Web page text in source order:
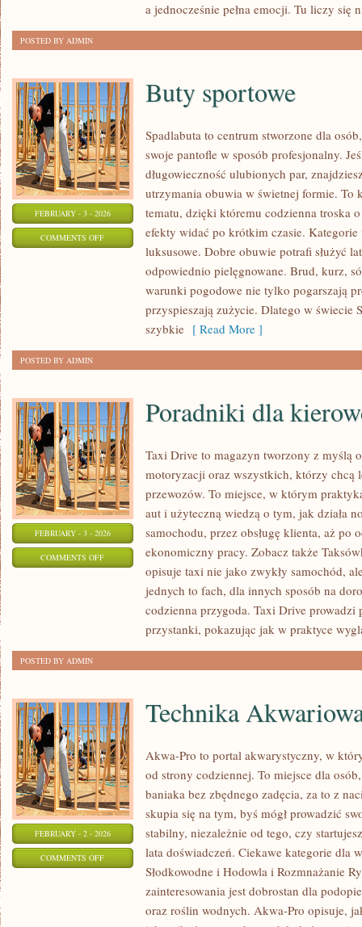
a jednocześnie pełna emocji. Tu liczy się
POSTED BY ADMIN
FEBRUARY - 3 - 2026
COMMENTS OFFON
SPORTOWE
Buty sportowe
Spadlabuta to centrum stworzone dla
swoje pantofle w sposób profesjonalny.
długowieczność ulubionych par,
utrzymania obuwia w świetnej formie. To
tematu, dzięki któremu codzienna troska
efekty widać po krótkim czasie. Kategorie
luksusowe. Dobre obuwie potrafi służyć
odpowiednio pielęgnowane. Brud, kurz,
warunki pogodowe nie tylko pogarszają
przyspieszają zużycie. Dlatego w świecie
szybkie [ Read More ]
POSTED BY ADMIN
FEBRUARY - 3 - 2026
COMMENTS OFFON
PORADNIKI
KIEROWCÓW
Poradniki dla
Taxi Drive to magazyn tworzony z myślą
motoryzacji oraz wszystkich, którzy chcą
przewozów. To miejsce, w którym
aut i użyteczną wiedzą o tym, jak działa
samochodu, przez obsługę klienta, aż po
ekonomiczny pracy. Zobacz także
opisuje taxi nie jako zwykły samochód,
jednych to fach, dla innych sposób na
codzienna przygoda. Taxi Drive
przystanki, pokazując jak w praktyce
POSTED BY ADMIN
FEBRUARY - 2 - 2026
COMMENTS OFFON
AKWARIOWA
Technika
Akwa-Pro to portal akwarystyczny, w
od strony codziennej. To miejsce dla
baniaka bez zbędnego zadęcia, za to z
skupia się na tym, byś mógł prowadzić
stabilny, niezależnie od tego, czy
lata doświadczeń. Ciekawe kategorie dla
Słodkowodne i Hodowla i Rozmnażanie
zainteresowania jest dobrostan dla
oraz roślin wodnych. Akwa-Pro opisuje,